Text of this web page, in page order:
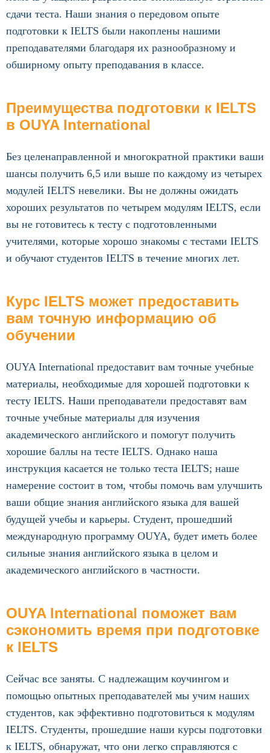
сдачи теста. Наши знания о передовом опыте
подготовки к IELTS были накоплены нашими
преподавателями благодаря их разнообразному и
обширному опыту преподавания в классе.
Преимущества подготовки к IELTS
в OUYA International
Без целенаправленной и многократной практики ваши
шансы получить 6,5 или выше по каждому из четырех
модулей IELTS невелики. Вы не должны ожидать
хороших результатов по четырем модулям IELTS, если
вы не готовитесь к тесту с подготовленными
учителями, которые хорошо знакомы с тестами IELTS
и обучают студентов IELTS в течение многих лет.
Курс IELTS может предоставить
вам точную информацию об
обучении
OUYA International предоставит вам точные учебные
материалы, необходимые для хорошей подготовки к
тесту IELTS. Наши преподаватели предоставят вам
точные учебные материалы для изучения
академического английского и помогут получить
хорошие баллы на тесте IELTS. Однако наша
инструкция касается не только теста IELTS; наше
намерение состоит в том, чтобы помочь вам улучшить
ваши общие знания английского языка для вашей
будущей учебы и карьеры. Студент, прошедший
международную программу OUYA, будет иметь более
сильные знания английского языка в целом и
академического английского в частности.
OUYA International поможет вам
сэкономить время при подготовке
к IELTS
Сейчас все заняты. С надлежащим коучингом и
помощью опытных преподавателей мы учим наших
студентов, как эффективно подготовиться к модулям
IELTS. Студенты, прошедшие наши курсы подготовки
к IELTS, обнаружат, что они легко справляются с